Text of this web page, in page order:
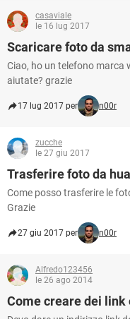
casaviale
le 16 lug 2017
Scaricare foto da
Ciao, ho un telefono marca
aiutate? grazie
17 lug 2017 per n00r
zucche
le 27 giu 2017
Trasferire foto da
Come posso trasferire le
Grazie
27 giu 2017 per n00r
Alfredo123456
le 26 ago 2014
Come creare dei link